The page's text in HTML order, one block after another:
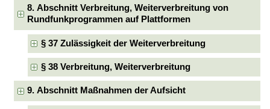
8. Abschnitt Verbreitung, Weiterverbreitung von
Rundfunkprogrammen auf Plattformen
§ 37 Zulässigkeit der Weiterverbreitung
§ 38 Verbreitung, Weiterverbreitung
9. Abschnitt Maßnahmen der Aufsicht